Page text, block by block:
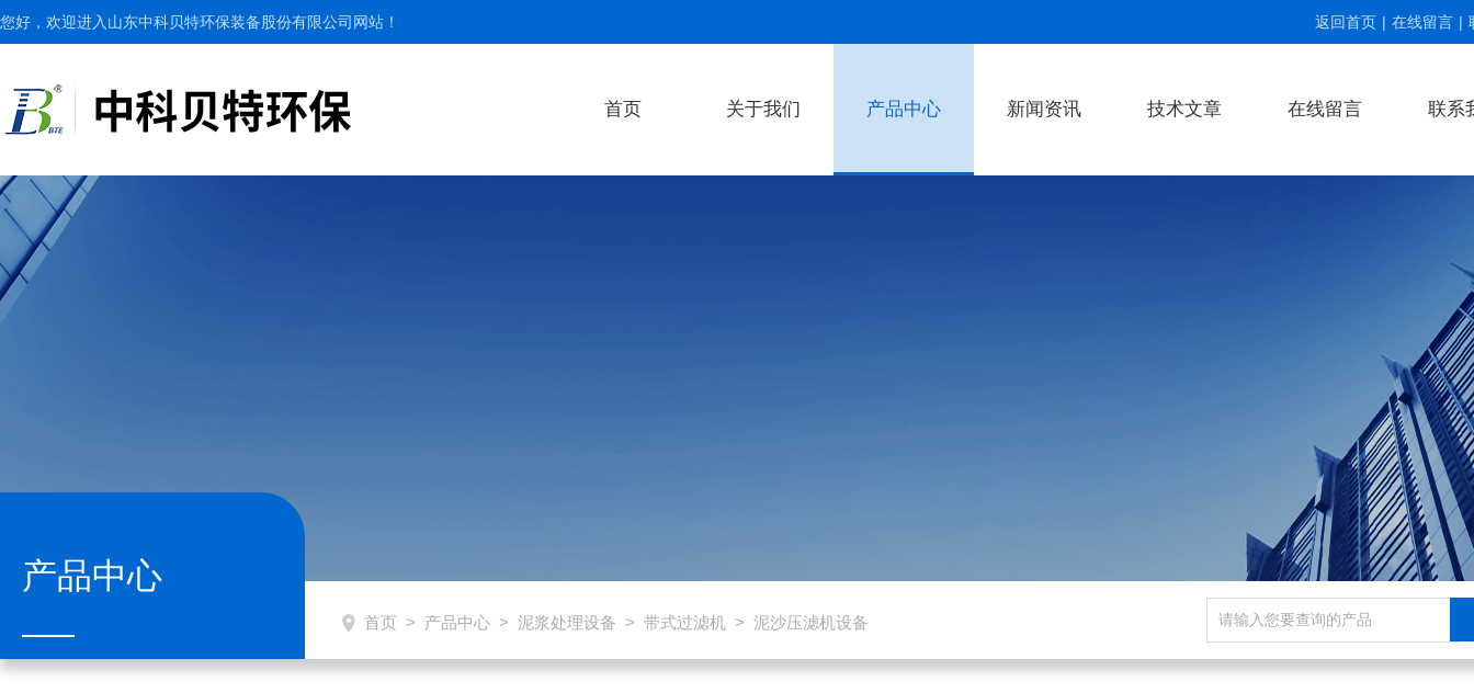
您好，欢迎进入山东中科贝特环保装备股份有限公司网站！ 返回首页 | 在线留言 |
首页 关于我们 产品中心 新闻资讯 技术文章 在线留言 联系
产品中心
首页 > 产品中心 > 泥浆处理设备 > 带式过滤机 > 泥沙压滤机设备